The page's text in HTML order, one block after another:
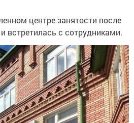
центре занятости после
встретилась с сотрудниками.